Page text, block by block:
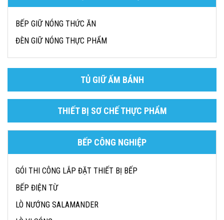
BẾP GIỮ NÓNG THỨC ĂN
ĐÈN GIỮ NÓNG THỰC PHẨM
TỦ GIỮ ẤM BÁNH
THIẾT BỊ SƠ CHẾ THỰC PHẨM
BẾP CÔNG NGHIỆP
GÓI THI CÔNG LẮP ĐẶT THIẾT BỊ BẾP
BẾP ĐIỆN TỪ
LÒ NƯỚNG SALAMANDER